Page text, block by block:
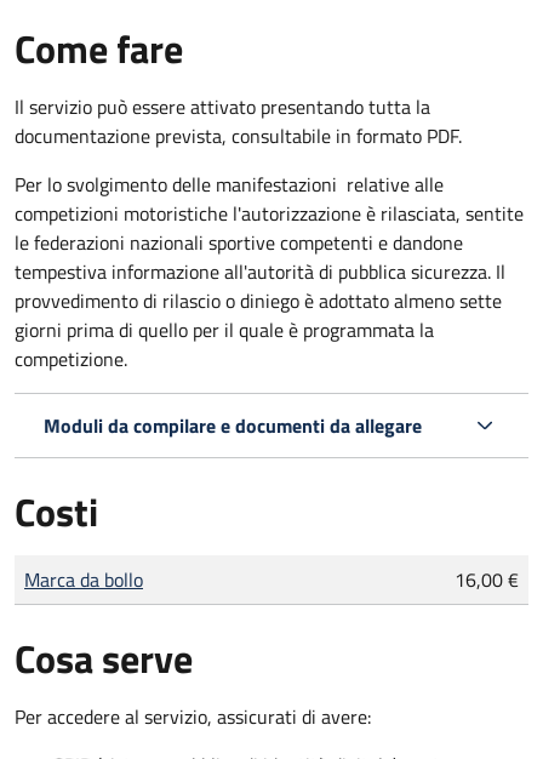
Come fare
Il servizio può essere attivato presentando tutta la
documentazione prevista, consultabile in formato PDF.
Per lo svolgimento delle manifestazioni relative alle
competizioni motoristiche l'autorizzazione è rilasciata, sentite
le federazioni nazionali sportive competenti e dandone
tempestiva informazione all'autorità di pubblica sicurezza. Il
provvedimento di rilascio o diniego è adottato almeno sette
giorni prima di quello per il quale è programmata la
competizione.
Moduli da compilare e documenti da allegare
Costi
Tipo di pagamento
Importo
Marca da bollo 16,00 €
Cosa serve
Per accedere al servizio, assicurati di avere: